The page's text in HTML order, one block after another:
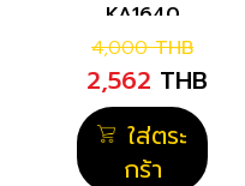
KA1640
4,000 THB
2,562 THB
ใส่ตระ
กร้า